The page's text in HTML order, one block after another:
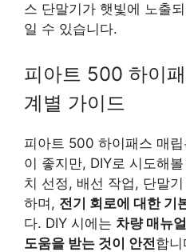
스 단말기가 햇빛에 노출
일 수 있습니다.
피아트 500 하이
계별 가이드
피아트 500 하이패스 매
이 좋지만, DIY로 시도해
치 선정, 배선 작업, 단말
하며, 전기 회로에 대한 기
다. DIY 시에는 차량 매뉴
도움을 받는 것이 안전합니